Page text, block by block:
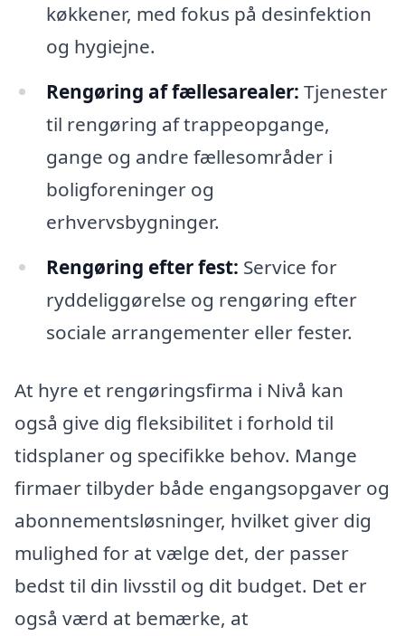
køkkener, med fokus på desinfektion
og hygiejne.
Rengøring af fællesarealer: Tjenester
til rengøring af trappeopgange,
gange og andre fællesområder i
boligforeninger og
erhvervsbygninger.
Rengøring efter fest: Service for
ryddeliggørelse og rengøring efter
sociale arrangementer eller fester.
At hyre et rengøringsfirma i Nivå kan
også give dig fleksibilitet i forhold til
tidsplaner og specifikke behov. Mange
firmaer tilbyder både engangsopgaver og
abonnementsløsninger, hvilket giver dig
mulighed for at vælge det, der passer
bedst til din livsstil og dit budget. Det er
også værd at bemærke, at